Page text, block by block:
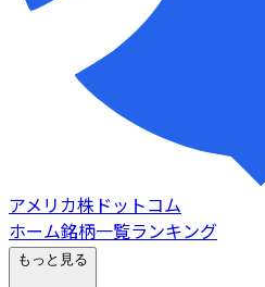
アメリカ株ドットコム
ホーム銘柄一覧ランキング
もっと見る